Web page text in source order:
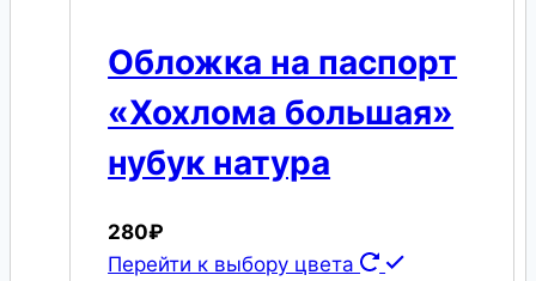
Обложка на паспорт
«Хохлома большая»
нубук натура
280₽
Перейти к выбору цвета